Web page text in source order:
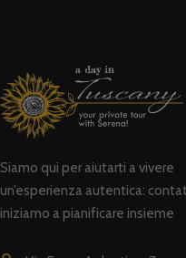
Siamo qui per aiutarti a vivere
un’esperienza autentica:
iniziamo a pianificare insieme